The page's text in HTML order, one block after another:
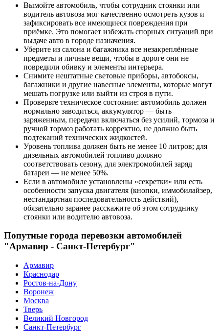
Вымойте автомобиль, чтобы сотрудник стоянки или
водитель автовоза мог качественно осмотреть кузов и
зафиксировать все имеющиеся повреждения при
приёмке. Это помогает избежать спорных ситуаций при
выдаче авто в городе назначения.
Уберите из салона и багажника все незакреплённые
предметы и личные вещи, чтобы в дороге они не
повредили обивку и элементы интерьера.
Снимите нештатные световые приборы, автобоксы,
багажники и другие навесные элементы, которые могут
мешать погрузке или выйти из строя в пути.
Проверьте техническое состояние: автомобиль должен
нормально заводиться, аккумулятор — быть
заряженным, передачи включаться без усилий, тормоза и
ручной тормоз работать корректно, не должно быть
подтеканий технических жидкостей.
Уровень топлива должен быть не менее 10 литров; для
дизельных автомобилей топливо должно
соответствовать сезону, для электромобилей заряд
батареи — не менее 50%.
Если в автомобиле установлены «секретки» или есть
особенности запуска двигателя (кнопки, иммобилайзер,
нестандартная последовательность действий),
обязательно заранее расскажите об этом сотруднику
стоянки или водителю автовоза.
Попутные города перевозки автомобилей
"Армавир - Санкт-Петербург"
Армавир
Краснодар
Ростов-на-Дону
Воронеж
Москва
Тверь
Великий Новгород
Санкт-Петербург